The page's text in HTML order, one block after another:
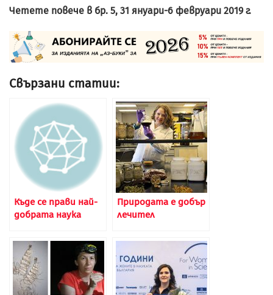
Четете повече в бр. 5, 31 януари-6 февруари 2019 г.
Свързани статии:
Къде се прави най-
добрата наука
Природата е добър
лечител